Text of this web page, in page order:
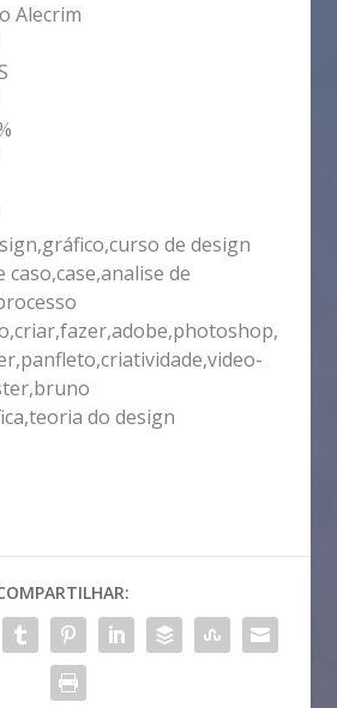
Alecrim
de design
de
do design